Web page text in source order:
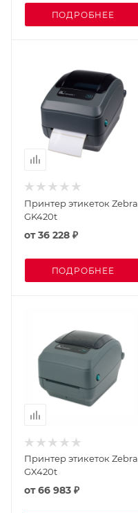
ПОДРОБНЕЕ
Принтер этикеток Zebra
GK420t
от36 228 ₽
ПОДРОБНЕЕ
Принтер этикеток Zebra
GX420t
от66 983 ₽